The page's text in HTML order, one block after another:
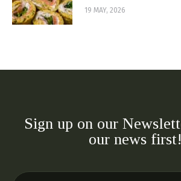
19 MAY, 2026
Sign up on our
our news first!